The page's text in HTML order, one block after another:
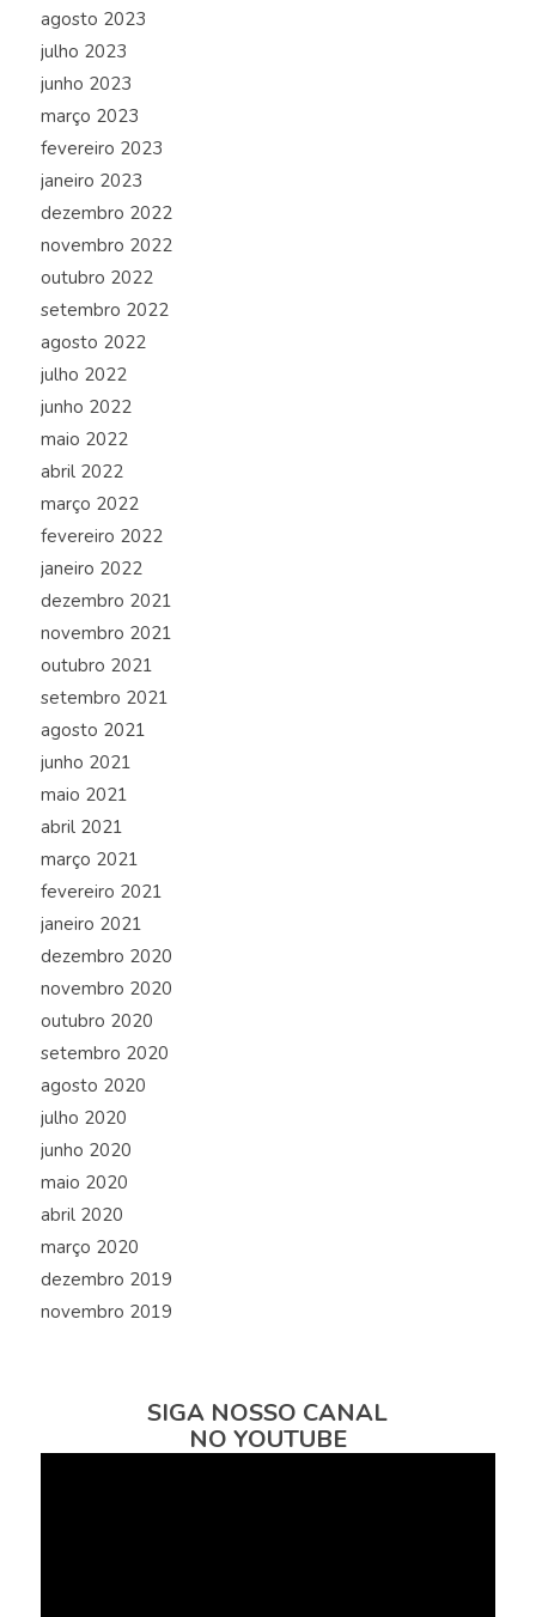
agosto 2023
julho 2023
junho 2023
março 2023
fevereiro 2023
janeiro 2023
dezembro 2022
novembro 2022
outubro 2022
setembro 2022
agosto 2022
julho 2022
junho 2022
maio 2022
abril 2022
março 2022
fevereiro 2022
janeiro 2022
dezembro 2021
novembro 2021
outubro 2021
setembro 2021
agosto 2021
junho 2021
maio 2021
abril 2021
março 2021
fevereiro 2021
janeiro 2021
dezembro 2020
novembro 2020
outubro 2020
setembro 2020
agosto 2020
julho 2020
junho 2020
maio 2020
abril 2020
março 2020
dezembro 2019
novembro 2019
SIGA NOSSO CANAL
NO YOUTUBE